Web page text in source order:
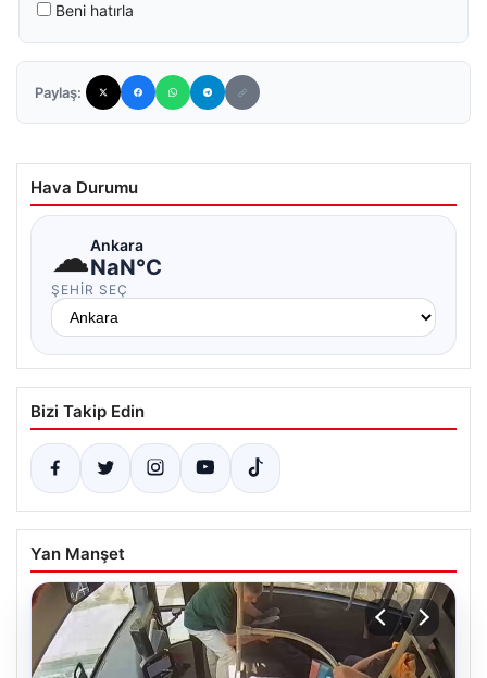
Beni hatırla
Paylaş:
Hava Durumu
☁Ankara
NaN°C
ŞEHIR SEÇ
Bizi Takip Edin
Yan Manşet